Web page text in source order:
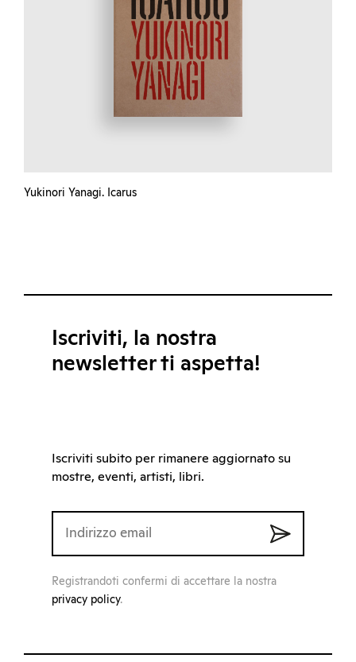
Yukinori Yanagi. Icarus
Iscriviti, la nostra
newsletter ti aspetta!
Iscriviti subito per rimanere aggiornato su
mostre, eventi, artisti, libri.
Registrandoti confermi di accettare la nostra
privacy policy.